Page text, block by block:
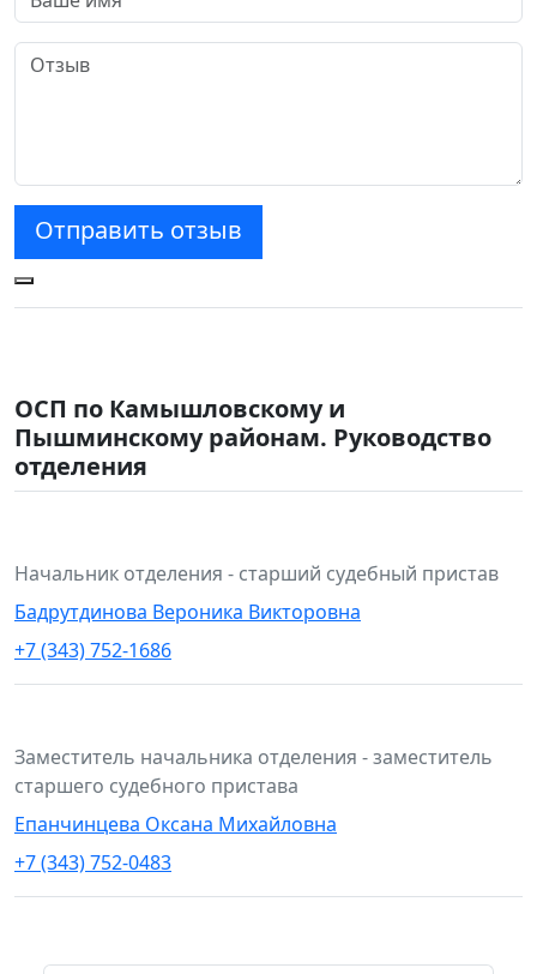
Отправить отзыв
ОСП по Камышловскому и
Пышминскому районам. Руководство
отделения
Начальник отделения - старший судебный пристав
Бадрутдинова Вероника Викторовна
+7 (343) 752-1686
Заместитель начальника отделения - заместитель
старшего судебного пристава
Епанчинцева Оксана Михайловна
+7 (343) 752-0483